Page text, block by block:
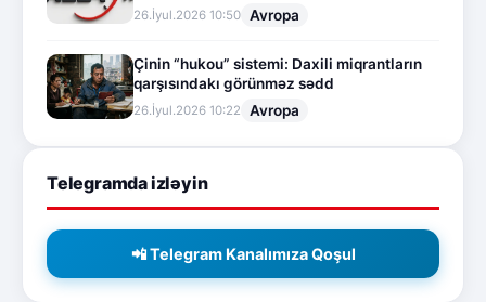
26.İyul.2026 10:50 Avropa
Çinin “hukou” sistemi: Daxili miqrantların
qarşısındakı görünməz sədd
26.İyul.2026 10:22 Avropa
Telegramda izləyin
📲 Telegram Kanalımıza Qoşul